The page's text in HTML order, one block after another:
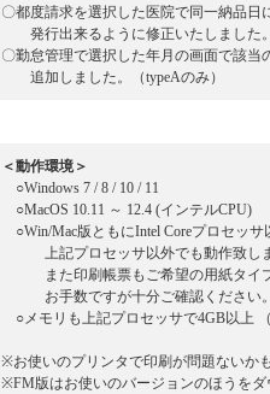
〇都度請求を選択した医院で同一納品
発行出来るように修正いたしました
〇勤怠管理で選択した年月の画面で該
追加しました。（typeAのみ）
＜動作環境＞
○Windows 7 / 8 / 10 / 11
○MacOS 10.11 ～ 12.4 (インテルCPU)
○Win/Mac版ともにIntel Coreプロセッ
上記プロセッサ以外でも動作致しま
また印刷帳票もご希望の用紙タイプ
お手数ですが十分ご確認ください
○メモリも上記プロセッサで4GB以上
※お使いのプリンタで印刷が問題ないか
※FM版はお使いのバージョンのほうを